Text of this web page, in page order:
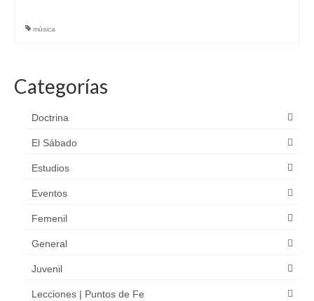
música
Categorías
Doctrina
El Sábado
Estudios
Eventos
Femenil
General
Juvenil
Lecciones | Puntos de Fe